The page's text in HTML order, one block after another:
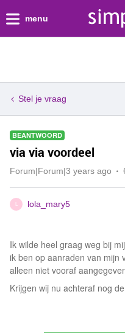
menu
Stel je vraag
BEANTWOORD
via via voordeel
Forum|Forum|3 years ago
lola_mary5
Ik wilde heel graag weg bij
ik ben op aanraden van mijn
alleen niet vooraf
Krijgen wij nu achteraf nog